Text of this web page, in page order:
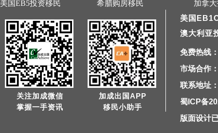
美国EB5投资移民 希腊购房移民 加拿
关注加成微信
掌握一手资讯
加成出国APP
移民小助手
美国
澳大利亚
免费热线
市场合作
联系地址
蜀ICP备
版面设计